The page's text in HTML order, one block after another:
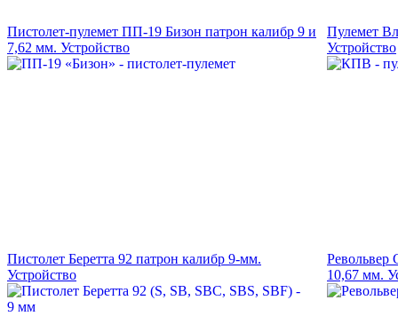
Пистолет-пулемет ПП-19 Бизон патрон калибр 9 и
7,62 мм. Устройство
Пулемет
Устройство
Пистолет Беретта 92 патрон калибр 9-мм.
Устройство
Револьвер
10,67 мм.